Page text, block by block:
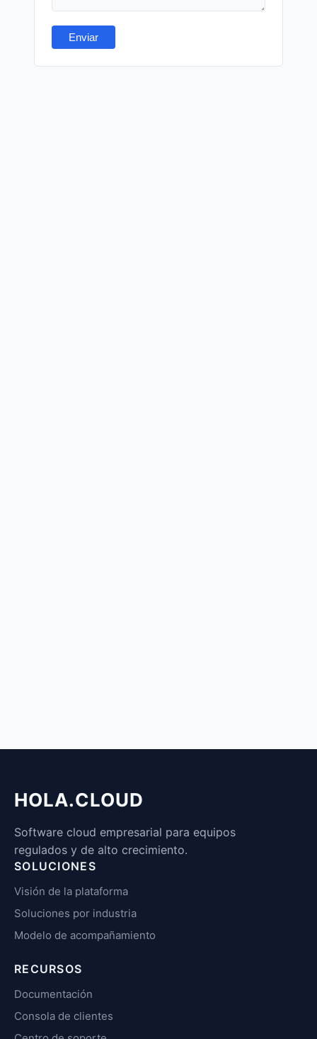
Enviar
HOLA.CLOUD
Software cloud empresarial para equipos
regulados y de alto crecimiento.
SOLUCIONES
Visión de la plataforma
Soluciones por industria
Modelo de acompañamiento
RECURSOS
Documentación
Consola de clientes